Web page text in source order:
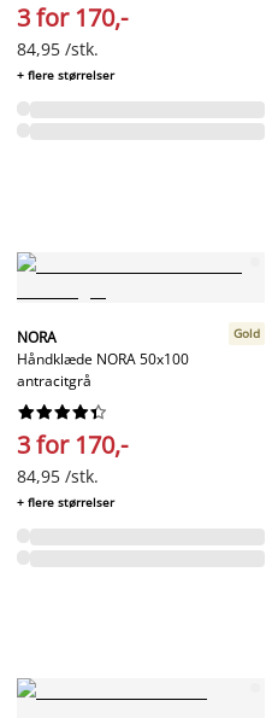
3 for 170,-
84,95 /stk.
+ flere størrelser
NORA
Håndklæde NORA 50x100
antracitgrå
Gold






3 for 170,-
84,95 /stk.
+ flere størrelser